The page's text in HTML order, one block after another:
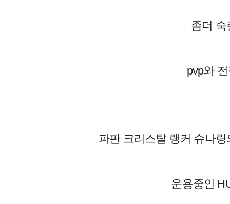
좀더 숙
pvp와
파판 크리스탈 랭커 슈나
운용중인